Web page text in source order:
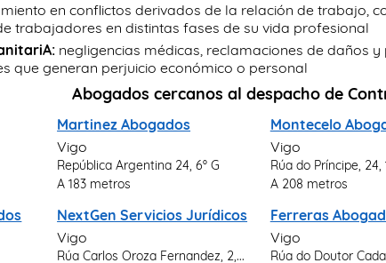
en conflictos derivados de la relación de trabajo,
trabajadores en distintas fases de su vida profesional
negligencias médicas, reclamaciones de daños
que generan perjuicio económico o personal
Abogados cercanos al despacho de
Martinez Abogados
Vigo
República Argentina 24, 6º G
A 183 metros
Montecelo
Vigo
Rúa do Príncipe, 24,
A 208 metros
NextGen Servicios Jurídicos
Vigo
Rúa Carlos Oroza Fernandez, 2,...
Ferreras
Vigo
Rúa do Doutor